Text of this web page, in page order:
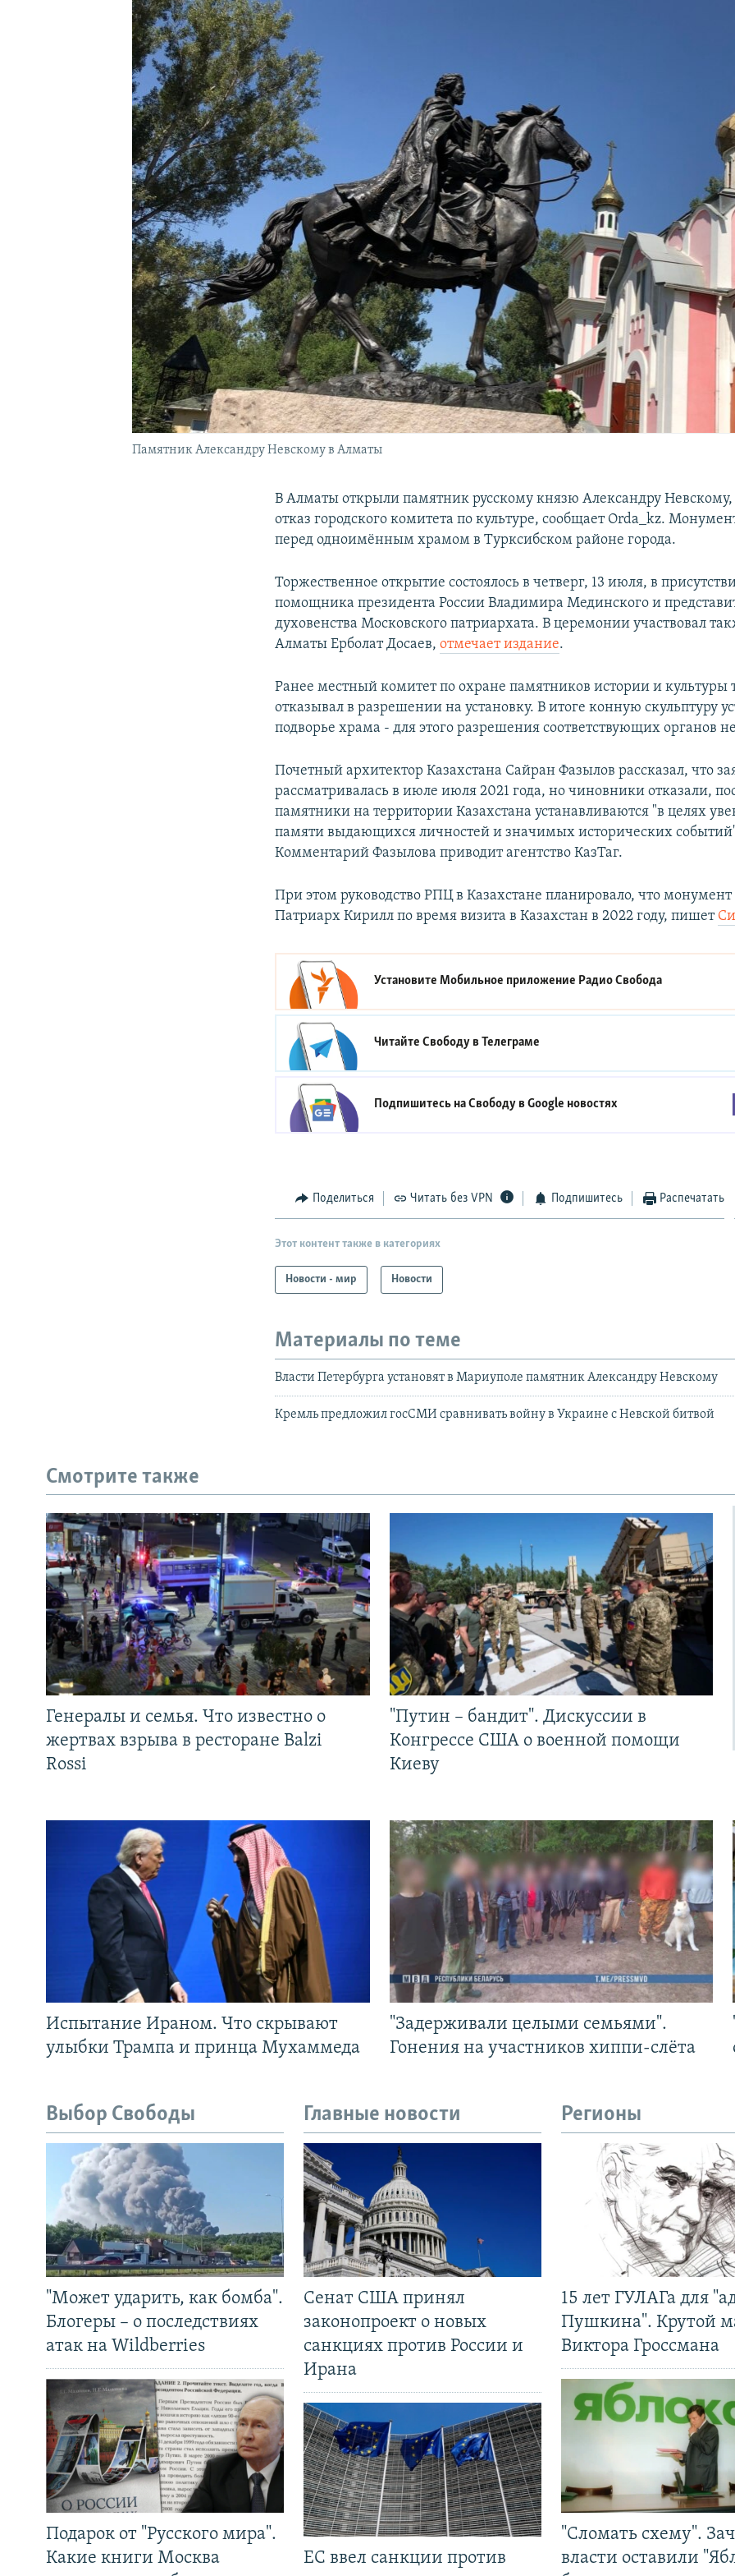
ПОДПИШИТЕСЬ НА РАССЫЛКУ
Памятник Александру Невскому в Алматы
В Алматы открыли памятник русскому князю Александру Невскому,
отказ городского комитета по культуре, сообщает Orda_kz.
перед одноимённым храмом в Турксибском районе города.
Торжественное открытие состоялось в четверг, 13 июля, в
помощника президента России Владимира Мединского и
духовенства Московского патриархата. В церемонии участвовал
Алматы Ерболат Досаев,отмечает издание.
Ранее местный комитет по охране памятников истории и
отказывал в разрешении на установку. В итоге конную скульптуру
подворье храма - для этого разрешения соответствующих органов не
Почетный архитектор Казахстана Сайран Фазылов рассказал, что
рассматривалась в июле июля 2021 года, но чиновники отказали,
памятники на территории Казахстана устанавливаются "в целях
памяти выдающихся личностей и значимых исторических
Комментарий Фазылова приводит агентство КазТаг.
При этом руководство РПЦ в Казахстане планировало, что монумент
Патриарх Кирилл по время визита в Казахстан в 2022 году, пишет
Установите Мобильное приложение Радио Свобода
Читайте Свободу вТелеграме
Подпишитесь на Свободу вGoogle новостях
Поделиться Читать без VPN Подпишитесь Распечатать
Этот контент также в категориях
Новости - мир Новости
Материалы по теме
Власти Петербурга установят в Мариуполе памятник Александру Невскому
Кремль предложил госСМИ сравнивать войну в Украине с Невской битвой
Смотрите также
Генералы и семья. Что известно о
жертвах взрыва в ресторане Balzi
Rossi
"Путин – бандит". Дискуссии в
Конгрессе США о военной помощи
Киеву
Испытание Ираном. Что скрывают
улыбки Трампа и принца Мухаммеда
"Задерживали целыми семьями".
Гонения на участников хиппи-слёта
Выбор Свободы
"Может ударить, как бомба".
Блогеры – о последствиях
атак на Wildberries
Подарок от "Русского мира".
Какие книги Москва
Главные новости
Сенат США принял
законопроект о новых
санкциях против России и
Ирана
ЕС ввел санкции против
Регионы
15 лет ГУЛАГа для
Пушкина". Крутой
Виктора Гроссмана
"Сломать схему".
власти оставили